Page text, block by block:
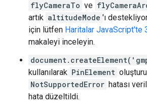
flyCameraTo ve
artık altitudeMode 'ı
için lütfen Haritalar JavaScript'te
makaleyi inceleyin.
kullanılarak PinElement
NotSupportedError hatası
hata düzeltildi.